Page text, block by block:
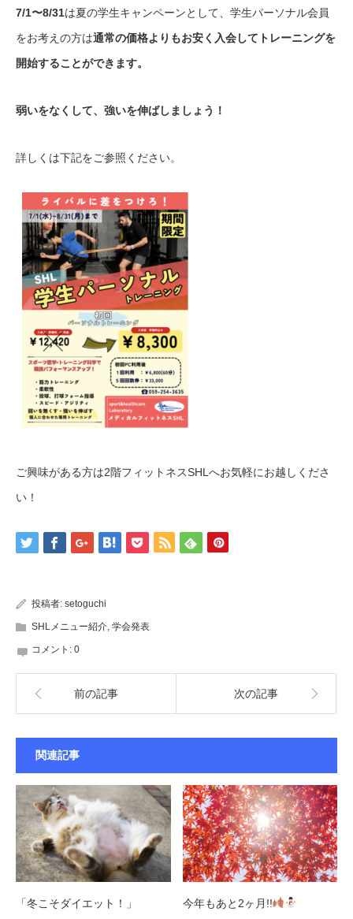
7/1〜8/31は夏の学生キャンペーンとして、学生パーソナル会員
をお考えの方は通常の価格よりもお安く入会してトレーニングを
開始することができます。
弱いをなくして、強いを伸ばしましょう！
詳しくは下記をご参照ください。
ご興味がある方は2階フィットネスSHLへお気軽にお越しくださ
い！
投稿者: setoguchi
SHLメニュー紹介, 学会発表
コメント: 0
前の記事 次の記事
関連記事
「冬こそダイエット！」 今年もあと2ヶ月!!